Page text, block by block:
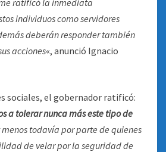
ratificó la inmediata
individuos como servidores
deberán responder también
acciones«, anunció Ignacio
sociales, el gobernador ratificó:
a tolerar nunca más este tipo de
menos todavía por parte de quienes
de velar por la seguridad de